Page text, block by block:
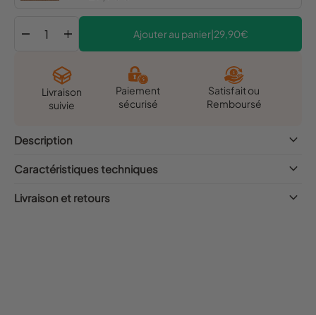
remove add Ajouter au panier|29,90€
Livraison
suivie
Paiement
sécurisé
Satisfait ou
Remboursé
Description keyboard_arrow_down
Caractéristiques techniques keyboard_arrow_down
Livraison et retours keyboard_arrow_down